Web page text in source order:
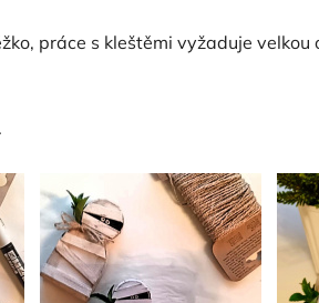
práce s kleštěmi vyžaduje velkou